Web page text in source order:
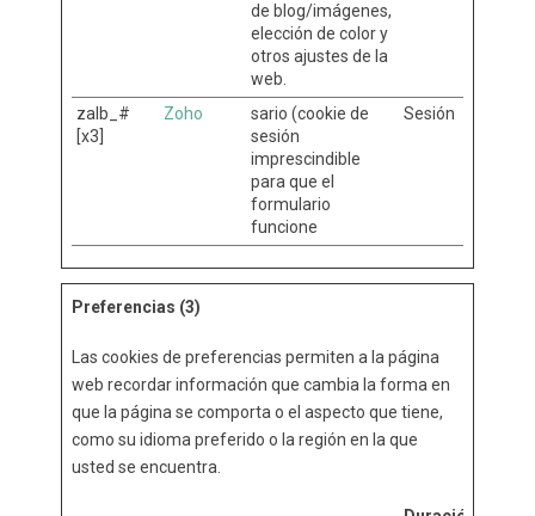
de blog/imágenes,
elección de color y
otros ajustes de la
web.
zalb_#
[x3]
Zoho
sario (cookie de
sesión
imprescindible
para que el
formulario
funcione
Sesión
Preferencias (3)
Las cookies de preferencias permiten a la página
web recordar información que cambia la forma en
que la página se comporta o el aspecto que tiene,
como su idioma preferido o la región en la que
usted se encuentra.